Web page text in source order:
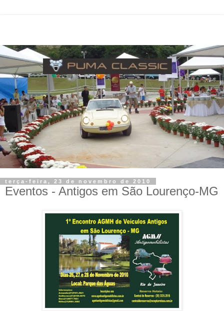
terça-feira, 23 de novembro de 2010
Eventos - Antigos em São Lourenço-MG